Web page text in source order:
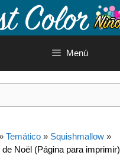
Menú
Temático » Squishmallow »
Noël (Página para imprimir)